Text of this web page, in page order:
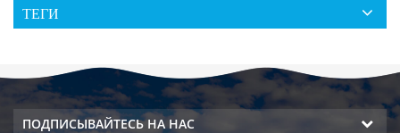
ТЕГИ
ПОДПИСЫВАЙТЕСЬ НА НАС